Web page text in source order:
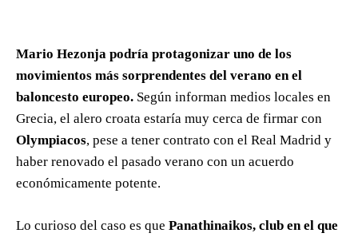
Mario Hezonja podría protagonizar uno de los
movimientos más sorprendentes del verano en el
baloncesto europeo. Según informan medios locales en
Grecia, el alero croata estaría muy cerca de firmar con
Olympiacos, pese a tener contrato con el Real Madrid y
haber renovado el pasado verano con un acuerdo
económicamente potente.
Lo curioso del caso es que Panathinaikos, club en el que